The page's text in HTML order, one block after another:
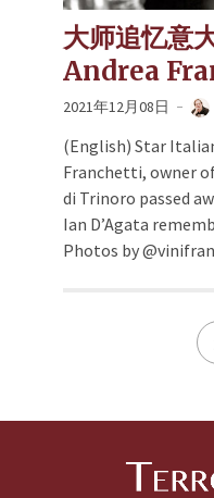
大师追忆意
Andrea
2021年12月08日
(English) Star
Franchetti, owner
di Trinoro passed
Ian D’Agata
Photos by